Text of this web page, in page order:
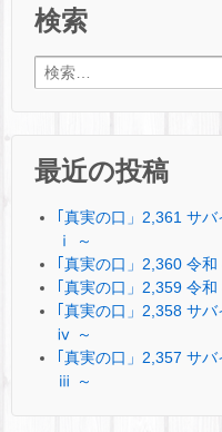
検索
検索:
最近の投稿
｢真実の口」2,361 サ
ⅰ ～
｢真実の口」2,360 令
｢真実の口」2,359 令
｢真実の口」2,358 サ
ⅳ ～
｢真実の口」2,357 サ
ⅲ ～